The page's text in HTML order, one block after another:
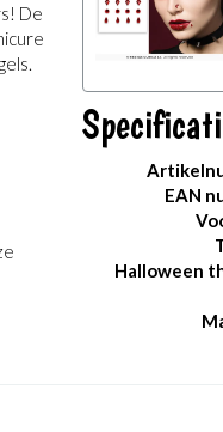
De
EAN
Halloween